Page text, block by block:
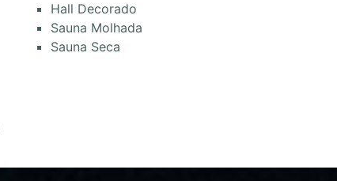
Hall Decorado
Sauna Molhada
Sauna Seca